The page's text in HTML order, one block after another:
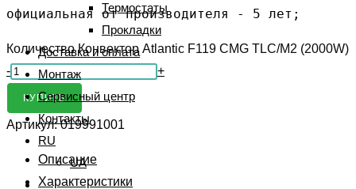
Термостаты
Прокладки
Доставка и оплата
Монтаж
Сервисный центр
Контакты
RU
UA
официальная от производителя - 5 лет;
Количество Конвектор Atlantic F119 CMG TLC/M2 (2000W)
-
+
КУПИТЬ
Артикул:019991001
Описание
Характеристики